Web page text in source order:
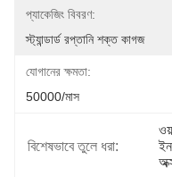
প্যাকেজিং বিবরণ:
স্ট্যান্ডার্ড রপ্তানি শক্ত কাগজ
যোগানের ক্ষমতা:
50000/মাস
বিশেষভাবে তুলে ধরা: